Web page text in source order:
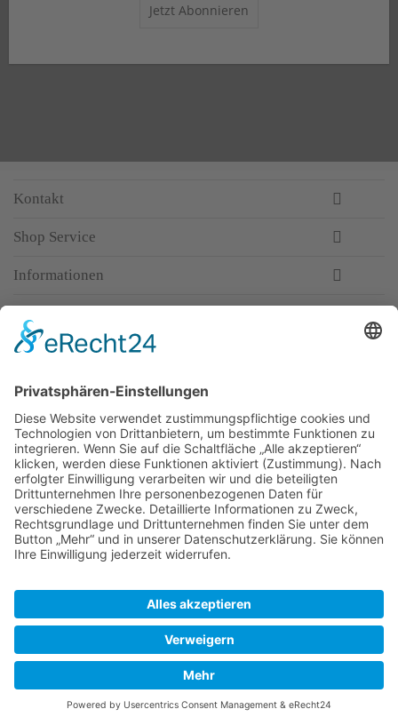
Jetzt Abonnieren
Kontakt
Shop Service
Informationen
Top-Anbieter
Spitzenqualität
Kompetente Beratung
Partner
* Alle Preise inkl. gesetzl. Mehrwertsteuer, inkl. Versandkosten
Warum WACCEX?
Allgemeine Geschäftsbedingungen und Kundeninformationen
Impressum
Versand- und Zahlungsbedingungen
Widerrufsrecht